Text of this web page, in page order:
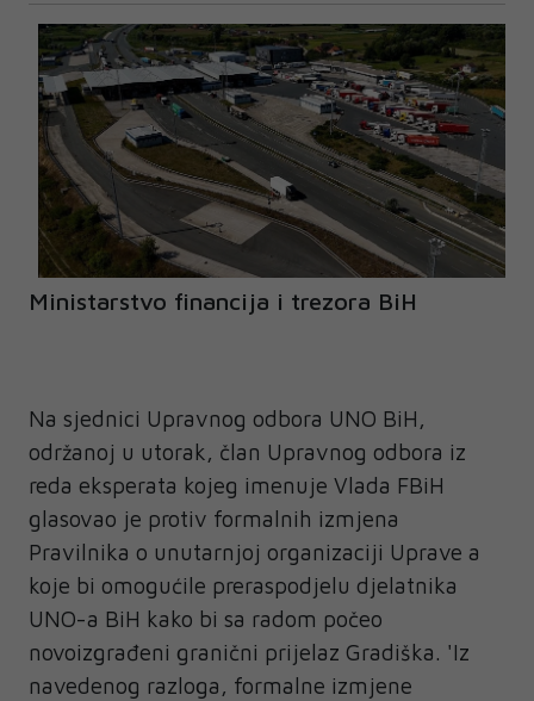
Ministarstvo financija i trezora BiH
Na sjednici Upravnog odbora UNO BiH,
održanoj u utorak, član Upravnog odbora iz
reda eksperata kojeg imenuje Vlada FBiH
glasovao je protiv formalnih izmjena
Pravilnika o unutarnjoj organizaciji Uprave a
koje bi omogućile preraspodjelu djelatnika
UNO-a BiH kako bi sa radom počeo
novoizgrađeni granični prijelaz Gradiška. 'Iz
navedenog razloga, formalne izmjene